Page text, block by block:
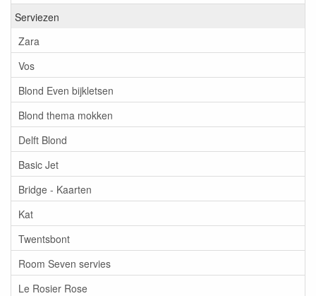
Serviezen
Zara
Vos
Blond Even bijkletsen
Blond thema mokken
Delft Blond
Basic Jet
Bridge - Kaarten
Kat
Twentsbont
Room Seven servies
Le Rosier Rose